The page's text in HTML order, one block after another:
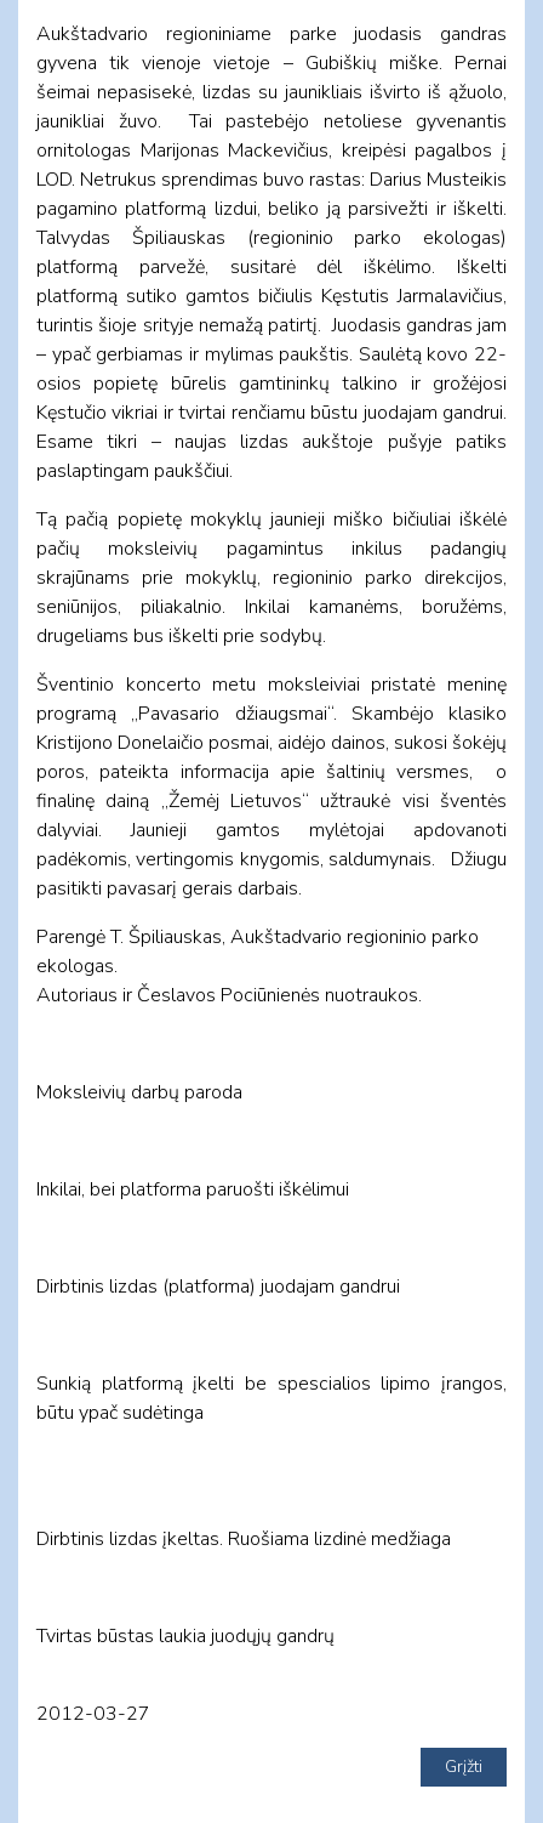
Aukštadvario regioniniame parke juodasis gandras
gyvena tik vienoje vietoje – Gubiškių miške. Pernai
šeimai nepasisekė, lizdas su jaunikliais išvirto iš ąžuolo,
jaunikliai žuvo. Tai pastebėjo netoliese gyvenantis
ornitologas Marijonas Mackevičius, kreipėsi pagalbos į
LOD. Netrukus sprendimas buvo rastas: Darius Musteikis
pagamino platformą lizdui, beliko ją parsivežti ir iškelti.
Talvydas Špiliauskas (regioninio parko ekologas)
platformą parvežė, susitarė dėl iškėlimo. Iškelti
platformą sutiko gamtos bičiulis Kęstutis Jarmalavičius,
turintis šioje srityje nemažą patirtį. Juodasis gandras jam
– ypač gerbiamas ir mylimas paukštis. Saulėtą kovo 22-
osios popietę būrelis gamtininkų talkino ir grožėjosi
Kęstučio vikriai ir tvirtai renčiamu būstu juodajam gandrui.
Esame tikri – naujas lizdas aukštoje pušyje patiks
paslaptingam paukščiui.
Tą pačią popietę mokyklų jaunieji miško bičiuliai iškėlė
pačių moksleivių pagamintus inkilus padangių
skrajūnams prie mokyklų, regioninio parko direkcijos,
seniūnijos, piliakalnio. Inkilai kamanėms, boružėms,
drugeliams bus iškelti prie sodybų.
Šventinio koncerto metu moksleiviai pristatė meninę
programą ,,Pavasario džiaugsmai“. Skambėjo klasiko
Kristijono Donelaičio posmai, aidėjo dainos, sukosi šokėjų
poros, pateikta informacija apie šaltinių versmes, o
finalinę dainą ,,Žemėj Lietuvos“ užtraukė visi šventės
dalyviai. Jaunieji gamtos mylėtojai apdovanoti
padėkomis, vertingomis knygomis, saldumynais. Džiugu
pasitikti pavasarį gerais darbais.
Parengė T. Špiliauskas, Aukštadvario regioninio parko
ekologas.
Autoriaus ir Česlavos Pociūnienės nuotraukos.
Moksleivių darbų paroda
Inkilai, bei platforma paruošti iškėlimui
Dirbtinis lizdas (platforma) juodajam gandrui
Sunkią platformą įkelti be spescialios lipimo įrangos,
būtu ypač sudėtinga
Dirbtinis lizdas įkeltas. Ruošiama lizdinė medžiaga
Tvirtas būstas laukia juodųjų gandrų
2012-03-27